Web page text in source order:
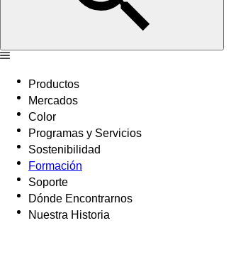
Productos
Mercados
Color
Programas y Servicios
Sostenibilidad
Formación
Soporte
Dónde Encontrarnos
Nuestra Historia